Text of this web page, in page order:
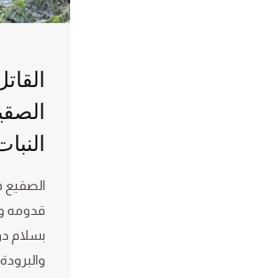
الصقيع
قدومه
بسلام